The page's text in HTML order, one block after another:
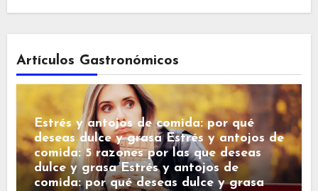
Artículos Gastronómicos
Estrés y antojos de comida: por qué
deseas dulce y grasa Estrés y antojos de
comida: 5 razones por las que deseas
dulce y grasa Estrés y antojos de
comida: por qué deseas dulce y grasa